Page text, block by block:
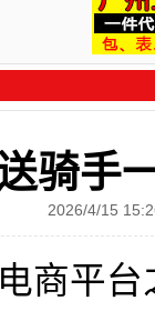
骑手
2026/4/15
商平